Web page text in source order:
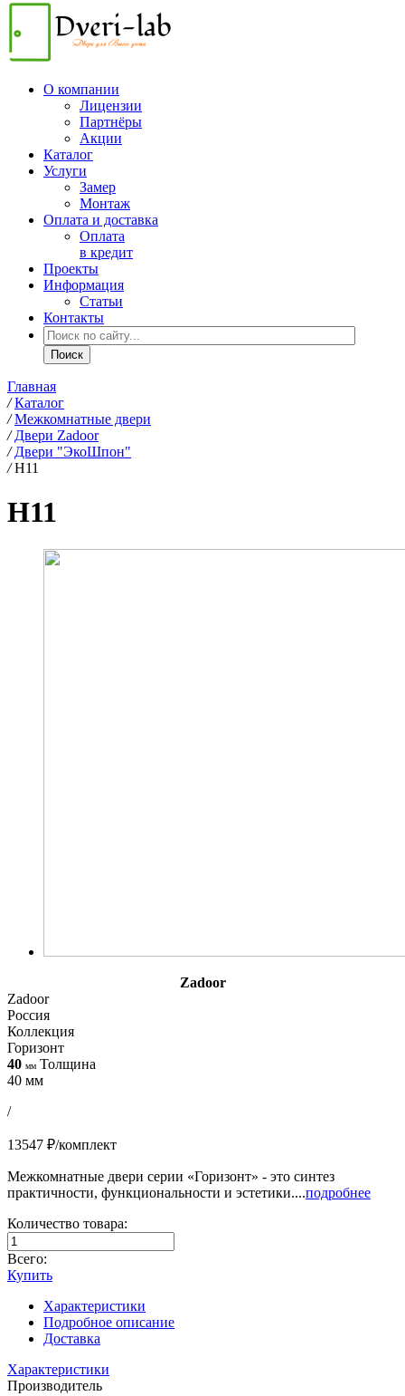
О компании
Лицензии
Партнёры
Акции
Каталог
Услуги
Замер
Монтаж
Оплата и доставка
Оплата
в кредит
Проекты
Информация
Статьи
Контакты
Главная
/ Каталог
/ Межкомнатные двери
/ Двери Zadoor
/ Двери "ЭкоШпон"
/ H11
H11
Zadoor
Zadoor
Россия
Коллекция
Горизонт
40 мм Толщина
40 мм
/
13547 ₽/комплект
Межкомнатные двери серии «Горизонт» - это синтез
практичности, функциональности и эстетики....подробнее
Количество товара:
Всего:
Купить
Характеристики
Подробное описание
Доставка
Характеристики
Производитель